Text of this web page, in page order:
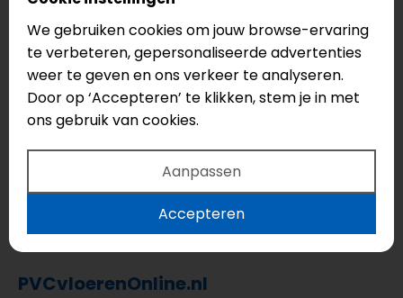
materiaal voor een perfect legresultaat zonder
extra kosten.
Voeg eventueel MDF-plinten of accessoires toe
aan uw bestelling en reken veilig af via iDEAL. Uw
vloer wordt snel geleverd, zodat u direct kunt
Vergelijk deze vloer met andere
die zonder verlijming kunnen worden geplaatst.
Bekijk ook de volledigeCastell Supreme 312 SPC-
collectieen alleCastell PVC vloeren.
PVCvloerenOnline.nl
We gebruiken cookies om jouw browse-ervaring
te verbeteren, gepersonaliseerde advertenties
weer te geven en ons verkeer te analyseren.
Door op ‘Accepteren’ te klikken, stem je in met
ons gebruik van cookies.
Aanpassen
Accepteren